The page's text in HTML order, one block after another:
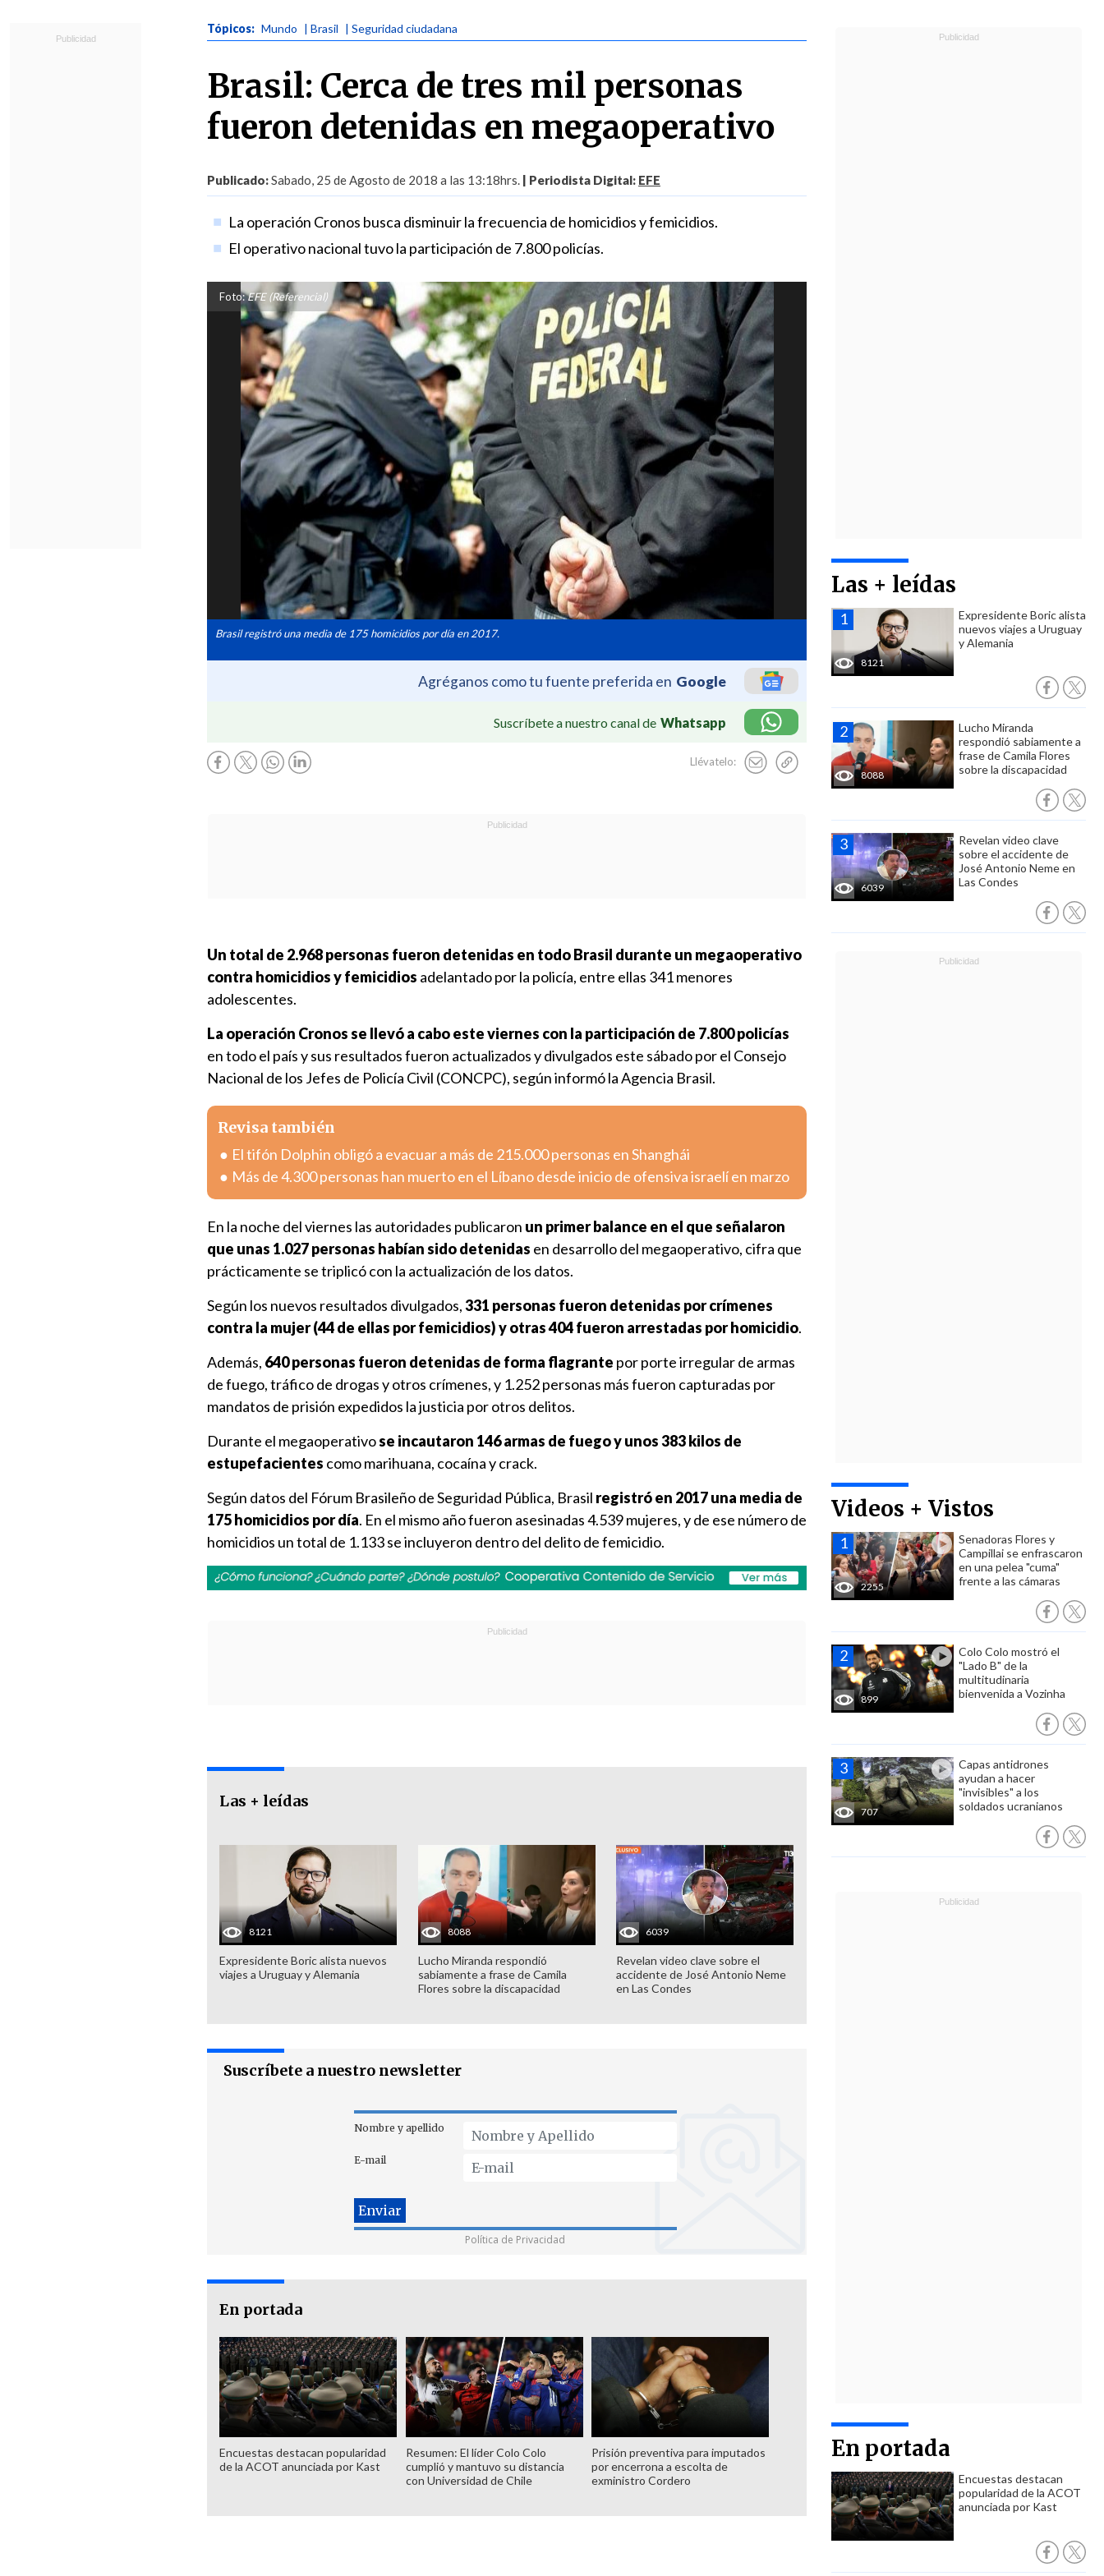
Tópicos: Mundo | Brasil | Seguridad ciudadana
Brasil: Cerca de tres mil personas
fueron detenidas en megaoperativo
Publicado:Sabado, 25 de Agosto de 2018 a las 13:18hrs. | Periodista Digital: EFE
La operación Cronos busca disminuir la frecuencia de homicidios y femicidios.
El operativo nacional tuvo la participación de 7.800 policías.
Foto:EFE (Referencial)
Brasil registró una media de 175 homicidios por día en 2017.
Agréganos como tu fuente preferida en Google
Suscríbete a nuestro canal de Whatsapp
Llévatelo:
Las + leídas
8121
Expresidente Boric alista
nuevos viajes a Uruguay
y Alemania
8088
Lucho Miranda
respondió sabiamente a
frase de Camila Flores
sobre la discapacidad
6039
Revelan video clave
sobre el accidente de
José Antonio Neme en
Las Condes
Videos + Vistos
2255
Senadoras Flores y
Campillai se enfrascaron
en una pelea "cuma"
frente a las cámaras
899
Colo Colo mostró el
"Lado B" de la
multitudinaria
bienvenida a Vozinha
707
Capas antidrones
ayudan a hacer
"invisibles" a los
soldados ucranianos
En portada
Encuestas destacan
popularidad de la ACOT
anunciada por Kast
Un total de 2.968 personas fueron detenidas en todo Brasil durante un megaoperativo
contra homicidios y femicidios adelantado por la policía, entre ellas 341 menores
adolescentes.
La operación Cronos se llevó a cabo este viernes con la participación de 7.800 policías
en todo el país y sus resultados fueron actualizados y divulgados este sábado por el Consejo
Nacional de los Jefes de Policía Civil (CONCPC), según informó la Agencia Brasil.
Revisa también
El tifón Dolphin obligó a evacuar a más de 215.000 personas en Shanghái
Más de 4.300 personas han muerto en el Líbano desde inicio de ofensiva israelí en marzo
En la noche del viernes las autoridades publicaron un primer balance en el que señalaron
que unas 1.027 personas habían sido detenidas en desarrollo del megaoperativo, cifra que
prácticamente se triplicó con la actualización de los datos.
Según los nuevos resultados divulgados,331 personas fueron detenidas por crímenes
contra la mujer (44 de ellas por femicidios) y otras 404 fueron arrestadas por homicidio.
Además, 640 personas fueron detenidas de forma flagrante por porte irregular de armas
de fuego, tráfico de drogas y otros crímenes, y 1.252 personas más fueron capturadas por
mandatos de prisión expedidos la justicia por otros delitos.
Durante el megaoperativose incautaron 146 armas de fuego y unos 383 kilos de
estupefacientes como marihuana, cocaína y crack.
Según datos del Fórum Brasileño de Seguridad Pública, Brasil registró en 2017 una media de
175 homicidios por día. En el mismo año fueron asesinadas 4.539 mujeres, y de ese número de
homicidios un total de 1.133 se incluyeron dentro del delito de femicidio.
Las + leídas
8121
Expresidente Boric alista nuevos
viajes a Uruguay y Alemania
8088
Lucho Miranda respondió
sabiamente a frase de Camila
Flores sobre la discapacidad
6039
Revelan video clave sobre el
accidente de José Antonio Neme
en Las Condes
Suscríbete a nuestro newsletter
Nombre y apellido
E-mail
Política de Privacidad
En portada
Encuestas destacan popularidad
de la ACOT anunciada por Kast
Resumen: El líder Colo Colo
cumplió y mantuvo su distancia
con Universidad de Chile
Prisión preventiva para imputados
por encerrona a escolta de
exministro Cordero